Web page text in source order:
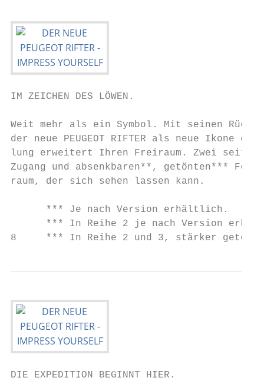
IM ZEICHEN DES LÖWEN.
Weit mehr als ein Symbol. Mit seinen
der neue PEUGEOT RIFTER als neue Ikone
lung erweitert Ihren Freiraum. Zwei
Zugang und absenkbaren**, getönten***
raum, der sich sehen lassen kann.
      *** Je nach Version erhältlich.
*** In Reihe 2 je nach Version
8     *** In Reihe 2 und 3, stärker getönte
DIE EXPEDITION BEGINNT HIER.